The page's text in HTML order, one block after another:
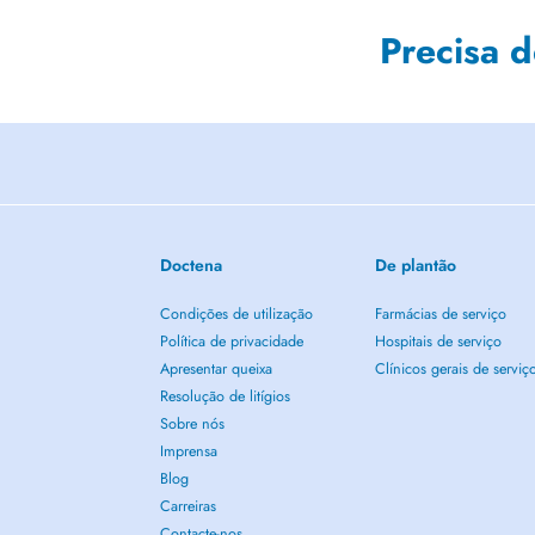
Precisa
Doctena
Condições de utilização
Política de privacidade
Apresentar queixa
Resolução de litígios
Sobre nós
Imprensa
Blog
Carreiras
De plantão
Farmácias de serviço
Hospitais de serviço
Clínicos gerais de